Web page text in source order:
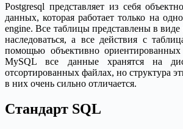
Postgresql представляет из себя
данных, которая работает только на
engine. Все таблицы представлены в
наследоваться, а все действия с
помощью объективно
MySQL все данные хранятся на
отсортированных файлах, но структура
в них очень сильно отличается.
Стандарт SQL